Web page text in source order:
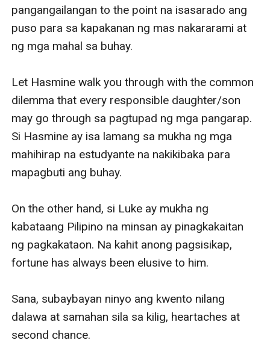
pangangailangan to the point na isasarado ang
puso para sa kapakanan ng mas nakararami at
ng mga mahal sa buhay.
Let Hasmine walk you through with the common
dilemma that every responsible daughter/son
may go through sa pagtupad ng mga pangarap.
Si Hasmine ay isa lamang sa mukha ng mga
mahihirap na estudyante na nakikibaka para
mapagbuti ang buhay.
On the other hand, si Luke ay mukha ng
kabataang Pilipino na minsan ay pinagkakaitan
ng pagkakataon. Na kahit anong pagsisikap,
fortune has always been elusive to him.
Sana, subaybayan ninyo ang kwento nilang
dalawa at samahan sila sa kilig, heartaches at
second chance.